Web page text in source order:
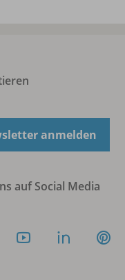
anmelden
auf Social Media